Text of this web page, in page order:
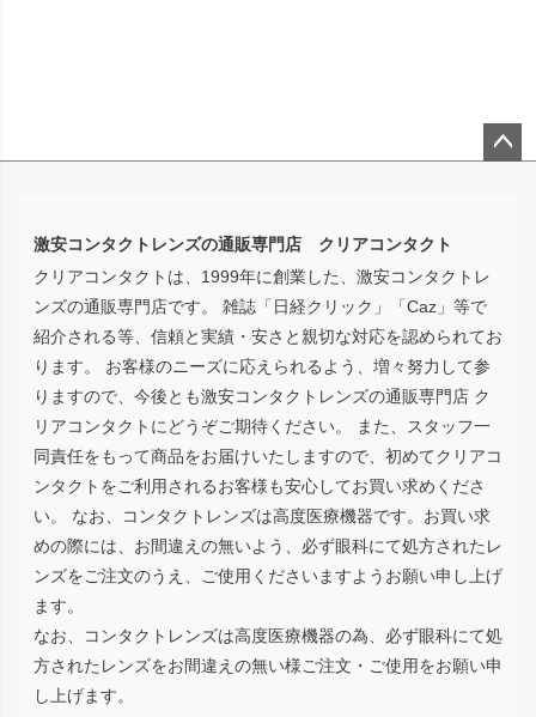
激安コンタクトレンズの通販専門店 クリアコンタクト
クリアコンタクトは、1999年に創業した、激安コンタクトレ
ンズの通販専門店です。 雑誌「日経クリック」「Caz」等で
紹介される等、信頼と実績・安さと親切な対応を認められてお
ります。 お客様のニーズに応えられるよう、増々努力して参
りますので、今後とも激安コンタクトレンズの通販専門店 ク
リアコンタクトにどうぞご期待ください。 また、スタッフ一
同責任をもって商品をお届けいたしますので、初めてクリアコ
ンタクトをご利用されるお客様も安心してお買い求めくださ
い。 なお、コンタクトレンズは高度医療機器です。お買い求
めの際には、お間違えの無いよう、必ず眼科にて処方されたレ
ンズをご注文のうえ、ご使用くださいますようお願い申し上げ
ます。
なお、コンタクトレンズは高度医療機器の為、必ず眼科にて処
方されたレンズをお間違えの無い様ご注文・ご使用をお願い申
し上げます。